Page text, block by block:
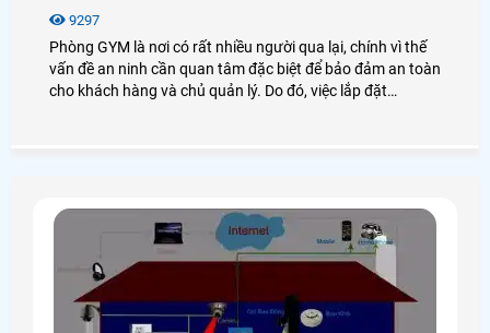
9297
Phòng GYM là nơi có rất nhiều người qua lại, chính vì thế
vấn đề an ninh cần quan tâm đặc biệt để bảo đảm an toàn
cho khách hàng và chủ quản lý. Do đó, việc lắp đặt